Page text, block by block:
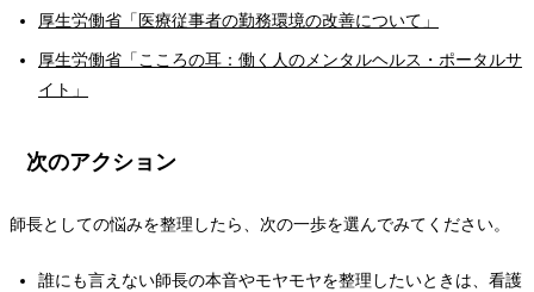
厚生労働省「医療従事者の勤務環境の改善について」
厚生労働省「こころの耳：働く人のメンタルヘルス・ポータルサ
イト」
次のアクション
師長としての悩みを整理したら、次の一歩を選んでみてください。
誰にも言えない師長の本音やモヤモヤを整理したいときは、看護